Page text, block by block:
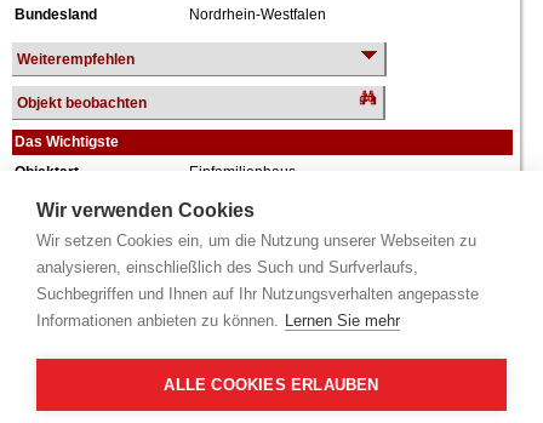
Wir verwenden Cookies
Wir setzen Cookies ein, um die Nutzung unserer Webseiten zu
analysieren, einschließlich des Such und Surfverlaufs,
Suchbegriffen und Ihnen auf Ihr Nutzungsverhalten angepasste
Informationen anbieten zu können. Lernen Sie mehr
ALLE COOKIES ERLAUBEN
Bundesland
Nordrhein-Westfalen
Weiterempfehlen
Objekt beobachten
Das Wichtigste
Objektart
Einfamilienhaus
Termin
siehe unten(Infobox)
Baujahr
ca. 1968
Grundstück
2.548 m²
Wohnfläche
199 m²
Alle Angaben ohne Gewähr.